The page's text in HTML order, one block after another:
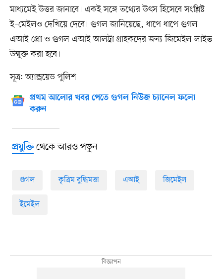
মাধ্যমেই উত্তর জানাবে। একই সঙ্গে তথ্যের উৎস হিসেবে সংশ্লিষ্ট
ই–মেইলও দেখিয়ে দেবে। গুগল জানিয়েছে, ধাপে ধাপে গুগল
এআই প্রো ও গুগল এআই আলট্রা গ্রাহকদের জন্য জিমেইল লাইভ
উন্মুক্ত করা হবে।
সূত্র: অ্যান্ড্রয়েড পুলিশ
প্রথম আলোর খবর পেতে গুগল নিউজ চ্যানেল ফলো
করুন
প্রযুক্তিথেকে আরও পড়ুন
গুগল কৃত্রিম বুদ্ধিমত্তা এআই জিমেইল
ইমেইল